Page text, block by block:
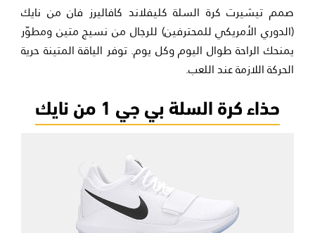
صمم تيشيرت كرة السلة كليفلاند كافاليرز فان من نايك
(الدوري الأمريكي للمحترفين) للرجال من نسيج متين ومطوّر
يمنحك الراحة طوال اليوم وكل يوم. توفر الياقة المتينة حرية
الحركة اللازمة عند اللعب.
حذاء كرة السلة بي جي 1 من نايك